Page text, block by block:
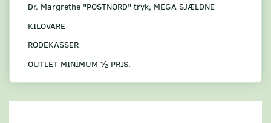
Dr. Margrethe "POSTNORD" tryk, MEGA SJÆLDNE
KILOVARE
RODEKASSER
OUTLET MINIMUM ½ PRIS.